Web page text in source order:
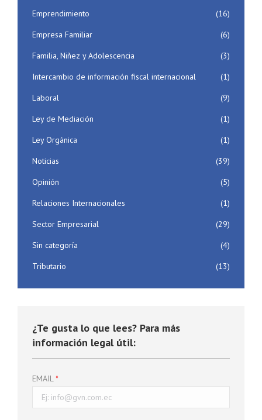
Emprendimiento
(16)
Empresa Familiar
(6)
Familia, Niñez y Adolescencia
(3)
Intercambio de información fiscal internacional
(1)
Laboral
(9)
Ley de Mediación
(1)
Ley Orgánica
(1)
Noticias
(39)
Opinión
(5)
Relaciones Internacionales
(1)
Sector Empresarial
(29)
Sin categoría
(4)
Tributario
(13)
¿Te gusta lo que lees? Para más
información legal útil:
EMAIL